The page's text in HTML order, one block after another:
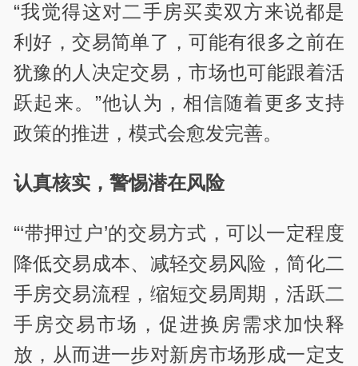
“我觉得这对二手房买卖双方来说都是
利好，交易简单了，可能有很多之前在
犹豫的人决定交易，市场也可能跟着活
跃起来。”他认为，相信随着更多支持
政策的推进，模式会愈发完善。
认真核实，警惕潜在风险
“‘带押过户’的交易方式，可以一定程度
降低交易成本、减轻交易风险，简化二
手房交易流程，缩短交易周期，活跃二
手房交易市场，促进换房需求加快释
放，从而进一步对新房市场形成一定支